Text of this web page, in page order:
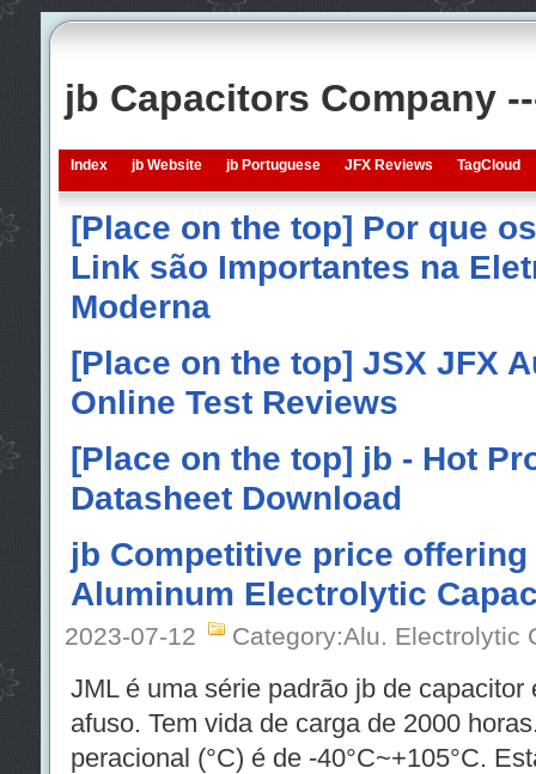
jb Capacitors Company
Index jb Website jb Portuguese JFX Reviews TagCloud
[Place on the top] Por que
Link são Importantes na
Moderna
[Place on the top] JSX JFX
Online Test Reviews
[Place on the top] jb - Hot
Datasheet Download
jb Competitive price offering
Aluminum Electrolytic
2023-07-12 Category:Alu. Electrolytic
JML é uma série padrão jb de
afuso. Tem vida de carga de 2000
peracional (°C) é de -40°C~+105°C.